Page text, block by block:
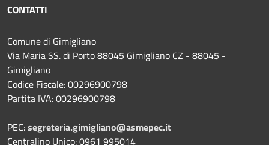
CONTATTI
Comune di Gimigliano
Via Maria SS. di Porto 88045 Gimigliano CZ - 88045 -
Gimigliano
Codice Fiscale: 00296900798
Partita IVA: 00296900798
PEC:segreteria.gimigliano@asmepec.it
Centralino Unico: 0961 995014